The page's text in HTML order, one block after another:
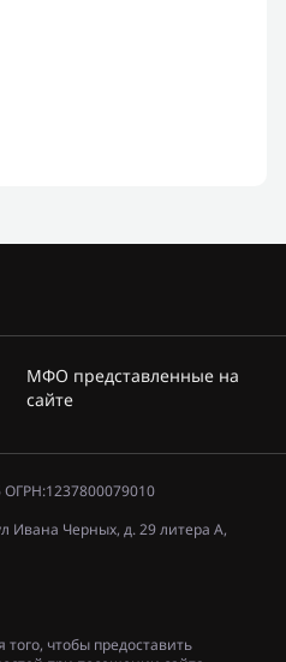
МФО представленные на
сайте
Ивана Черных, д. 29 литера А,
чтобы предоставить